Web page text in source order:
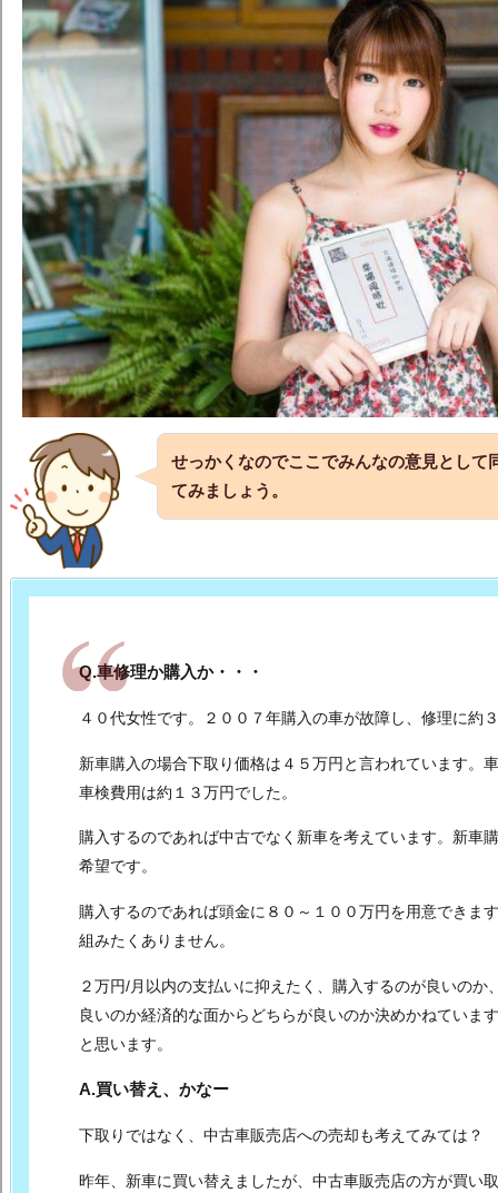
せっかくなのでここでみんなの意見として
てみましょう。
Q.車修理か購入か・・・
４０代女性です。２００７年購入の車が故障し、修理に約
新車購入の場合下取り価格は４５万円と言われています。
車検費用は約１３万円でした。
購入するのであれば中古でなく新車を考えています。 新車
希望です。
購入するのであれば頭金に８０～１００万円を用意できま
組みたくありません。
２万円/月以内の支払いに抑えたく、購入するのが良いのか
良いのか経済的な面からどちらが良いのか決めかねていま
と思います。
A.買い替え、かなー
下取りではなく、中古車販売店への売却も考えてみては？
昨年、新車に買い替えましたが、中古車販売店の方が買い